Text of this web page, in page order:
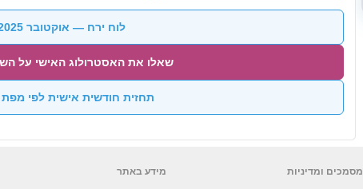
לוח ירח — אוקטובר 2025
שאלו את האסטרולוג האישי על
תחזית חודשית אישית לפי מפת
מסמכים ומדיניות
מידע באתר